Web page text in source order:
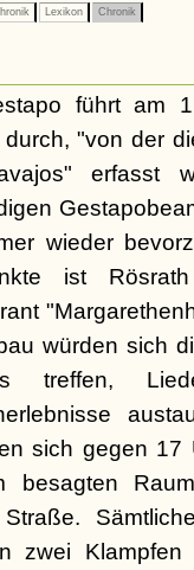
Lexikon Chronik
führt am
durch, "von der
erfasst
wieder
ist
würden sich
treffen,
sich gegen 17
besagten
zwei